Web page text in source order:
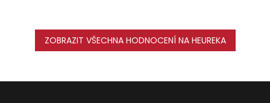
ZOBRAZIT VŠECHNA HODNOCENÍ NA HEUREKA